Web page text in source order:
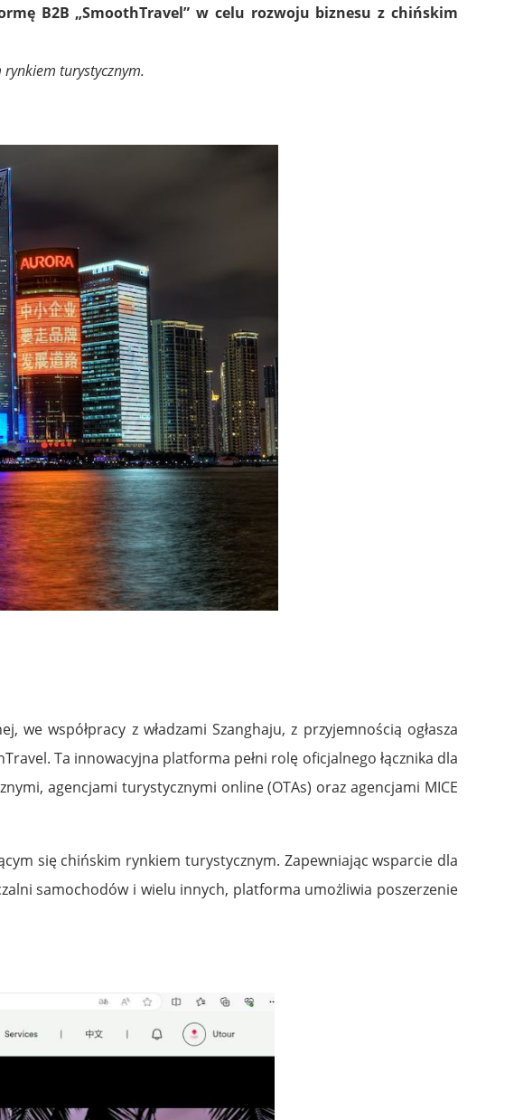
B2B „SmoothTravel” w celu rozwoju biznesuz chińskim
turystycznym.
współpracy z władzami Szanghaju, z przyjemnością ogłasza
Ta innowacyjna platforma pełni rolę oficjalnego łącznika dla
agencjami turystycznymi online (OTAs) oraz agencjami MICE
się chińskim rynkiem turystycznym. Zapewniając wsparcie dla
samochodów i wielu innych, platforma umożliwia poszerzenie